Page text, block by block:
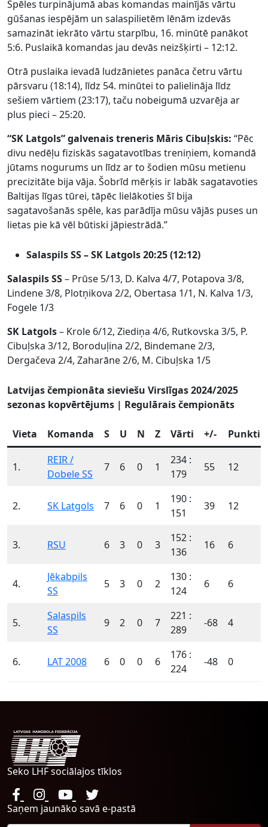
Spēles turpinājumā abas komandas mainījās vārtu
gūšanas iespējām un salaspilietēm lēnām izdevās
samazināt iekrāto vārtu starpību, 16. minūtē panākot
5:6. Puslaikā komandas jau devās neizšķirti – 12:12.
Otrā puslaika ievadā ludzānietes panāca četru vārtu
pārsvaru (18:14), līdz 54. minūtei to palielināja līdz
sešiem vārtiem (23:17), taču nobeigumā uzvarēja ar
plus pieci – 25:20.
“SK Latgols” galvenais treneris Māris Cibuļskis: “Pēc
divu nedēļu fiziskās sagatavotības treniņiem, komandā
jūtams nogurums un līdz ar to šodien mūsu metienu
precizitāte bija vāja. Šobrīd mērķis ir labāk sagatavoties
Baltijas līgas tūrei, tāpēc lielākoties šī bija
sagatavošanās spēle, kas parādīja mūsu vājās puses un
lietas pie kā vēl būtiski jāpiestrādā.”
Salaspils SS – SK Latgols 20:25 (12:12)
Salaspils SS– Prūse 5/13, D. Kalva 4/7, Potapova 3/8,
Lindene 3/8, Plotņikova 2/2, Obertasa 1/1, N. Kalva 1/3,
Fogele 1/3
SK Latgols– Krole 6/12, Ziediņa 4/6, Rutkovska 3/5, P.
Cibuļska 3/12, Boroduļina 2/2, Bindemane 2/3,
Dergačeva 2/4, Zaharāne 2/6, M. Cibuļska 1/5
Latvijas čempionāta sieviešu Virslīgas 2024/2025
sezonas kopvērtējums | Regulārais čempionāts
Vieta Komanda S U N Z Vārti +/- Punkti
1.
REIR /
Dobele SS
7 6 0 1
234 :
179
55 12
2. SK Latgols 7 6 0 1
190 :
151
39 12
3. RSU 6 3 0 3
152 :
136
16 6
4.
Jēkabpils
SS
5 3 0 2
130 :
124
6 6
5.
Salaspils
SS
9 2 0 7
221 :
289
-68 4
6. LAT 2008 6 0 0 6
176 :
224
-48 0
Seko LHF sociālajos tīklos
Saņem jaunāko savā e-pastā